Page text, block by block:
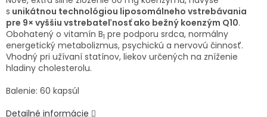
SENIORI
ZNAČKY
Prihlásenie
s unikátnou technológiou liposomálneho vstrebávania
pre 9× vyššiu vstrebateľnosť ako bežný koenzým Q10.
Obohatený o vitamín B1 pre podporu srdca, normálny
energetický metabolizmus, psychickú a nervovú činnosť.
Vhodný pri užívaní statínov, liekov určených na zníženie
hladiny cholesterolu.
Balenie: 60 kapsúl
Detailné informácie